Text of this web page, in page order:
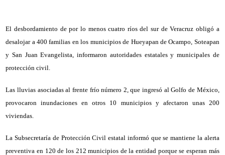
El desbordamiento de por lo menos cuatro ríos del sur de Veracruz obligó a
desalojar a 400 familias en los municipios de Hueyapan de Ocampo, Soteapan
y San Juan Evangelista, informaron autoridades estatales y municipales de
protección civil.
Las lluvias asociadas al frente frío número 2, que ingresó al Golfo de México,
provocaron inundaciones en otros 10 municipios y afectaron unas 200
viviendas.
La Subsecretaría de Protección Civil estatal informó que se mantiene la alerta
preventiva en 120 de los 212 municipios de la entidad porque se esperan más